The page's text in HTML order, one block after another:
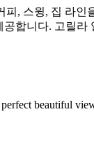
, 스윙, 집 라인
합니다. 고릴라
beautiful